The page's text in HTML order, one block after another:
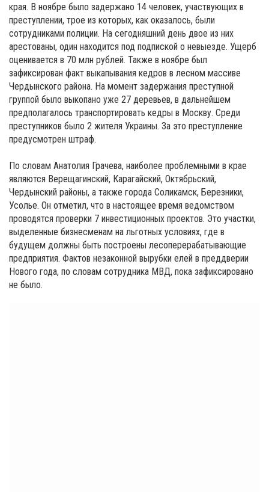
края. В ноябре было задержано 14 человек, участвующих в
преступлении, трое из которых, как оказалось, были
сотрудниками полиции. На сегодняшний день двое из них
арестованы, один находится под подпиской о невыезде. Ущерб
оценивается в 70 млн рублей. Также в ноябре был
зафиксирован факт выкапывания кедров в лесном массиве
Чердынского района. На момент задержания преступной
группой было выкопано уже 27 деревьев, в дальнейшем
предполагалось транспортировать кедры в Москву. Среди
преступников было 2 жителя Украины. За это преступление
предусмотрен штраф.
По словам Анатолия Грачева, наиболее проблемными в крае
являются Верещагинский, Карагайский, Октябрьский,
Чердынский районы, а также города Соликамск, Березники,
Усолье. Он отметил, что в настоящее время ведомством
проводятся проверки 7 инвестиционных проектов. Это участки,
выделенные бизнесменам на льготных условиях, где в
будущем должны быть построены лесоперерабатывающие
предприятия. Фактов незаконной вырубки елей в преддверии
Нового года, по словам сотрудника МВД, пока зафиксировано
не было.